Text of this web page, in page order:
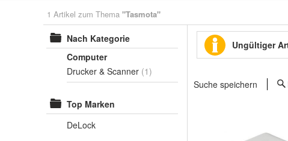
1 Artikel zum Thema "Tasmota"
Nach Kategorie
Computer
Drucker & Scanner (1)
Top Marken
DeLock
Ungültiger
Suche speichern